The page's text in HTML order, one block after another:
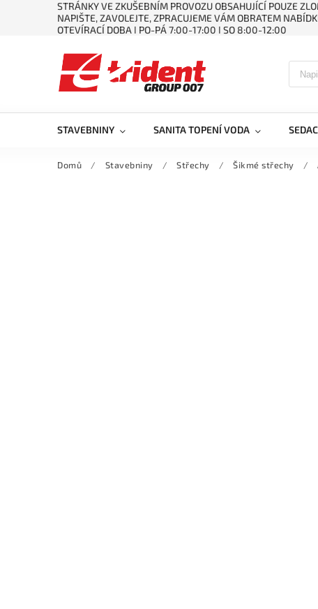
STRÁNKY VE ZKUŠEBNÍM PROVOZU OBSAHUJÍCÍ POUZE
NAPIŠTE, ZAVOLEJTE, ZPRACUJEME VÁM OBRATEM
OTEVÍRACÍ DOBA ǀ PO-PÁ 7:00-17:00 ǀ SO 8:00-12:00
STAVEBNINY SANITA TOPENÍ VODA
Domů / Stavebniny / Střechy / Šikmé střechy /